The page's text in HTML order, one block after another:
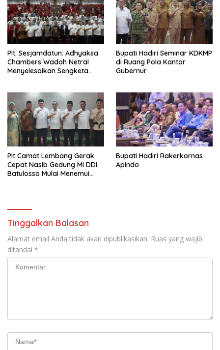
Plt. Sesjamdatun: Adhyaksa
Chambers Wadah Netral
Menyelesaikan Sengketa
Bupati Hadiri Seminar KDKMP
di Ruang Pola Kantor
Gubernur
Plt Camat Lembang Gerak
Cepat Nasib Gedung MI DDI
Batulosso Mulai Menemui
Bupati Hadiri Rakerkornas
Apindo
Tinggalkan Balasan
Alamat email Anda tidak akan dipublikasikan. Ruas yang wajib
ditandai *